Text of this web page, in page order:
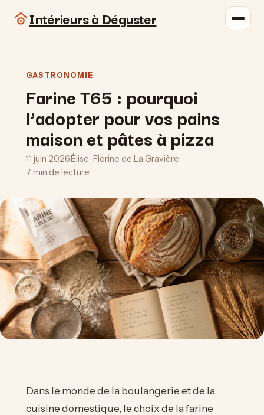
Intérieurs à Déguster
GASTRONOMIE
Farine T65 : pourquoi
l’adopter pour vos pains
maison et pâtes à pizza
11 juin 2026·Élise-Florine de La Gravière·
7 min de lecture
Dans le monde de la boulangerie et de la
cuisine domestique, le choix de la farine